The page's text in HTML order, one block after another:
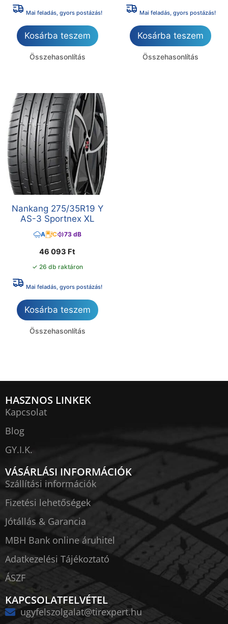
Mai feladás, gyors postázás!
Kosárba teszem
Összehasonlítás
Mai feladás, gyors postázás!
Kosárba teszem
Összehasonlítás
Nankang 275/35R19 Y
AS-3 Sportnex XL
A C 73 dB
46 093 Ft
✓ 26 db raktáron
Mai feladás, gyors postázás!
Kosárba teszem
Összehasonlítás
HASZNOS LINKEK
Kapcsolat
Blog
GY.I.K.
VÁSÁRLÁSI INFORMÁCIÓK
Szállítási információk
Fizetési lehetőségek
Jótállás & Garancia
MBH Bank online áruhitel
Adatkezelési Tájékoztató
ÁSZF
KAPCSOLATFELVÉTEL
ugyfelszolgalat@tirexpert.hu